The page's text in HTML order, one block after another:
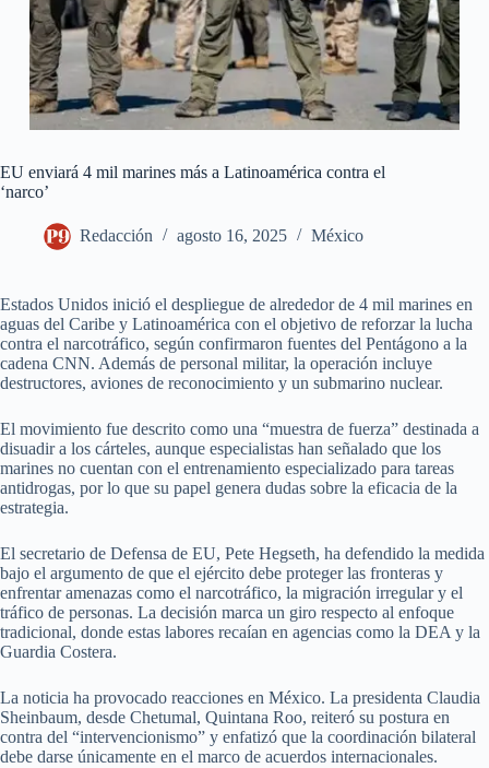
EU enviará 4 mil marines más a Latinoamérica contra el
‘narco’
Redacción agosto 16, 2025 México
Estados Unidos inició el despliegue de alrededor de 4 mil marines en
aguas del Caribe y Latinoamérica con el objetivo de reforzar la lucha
contra el narcotráfico, según confirmaron fuentes del Pentágono a la
cadena CNN. Además de personal militar, la operación incluye
destructores, aviones de reconocimiento y un submarino nuclear.
El movimiento fue descrito como una “muestra de fuerza” destinada a
disuadir a los cárteles, aunque especialistas han señalado que los
marines no cuentan con el entrenamiento especializado para tareas
antidrogas, por lo que su papel genera dudas sobre la eficacia de la
estrategia.
El secretario de Defensa de EU, Pete Hegseth, ha defendido la medida
bajo el argumento de que el ejército debe proteger las fronteras y
enfrentar amenazas como el narcotráfico, la migración irregular y el
tráfico de personas. La decisión marca un giro respecto al enfoque
tradicional, donde estas labores recaían en agencias como la DEA y la
Guardia Costera.
La noticia ha provocado reacciones en México. La presidenta Claudia
Sheinbaum, desde Chetumal, Quintana Roo, reiteró su postura en
contra del “intervencionismo” y enfatizó que la coordinación bilateral
debe darse únicamente en el marco de acuerdos internacionales.